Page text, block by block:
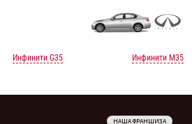
Инфинити G35 Инфинити M35
НАША ФРАНШИЗА